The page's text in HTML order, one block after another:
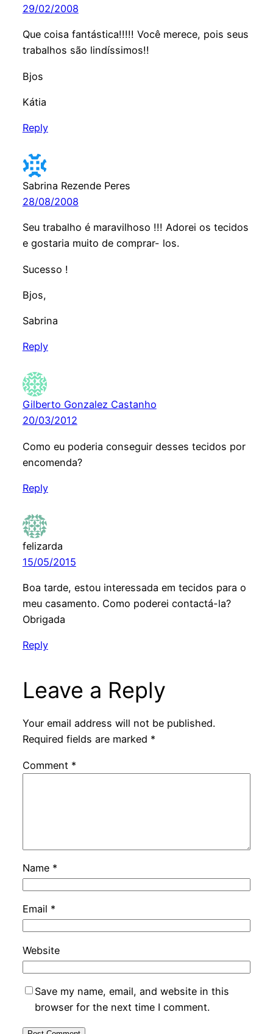
29/02/2008
Que coisa fantástica!!!!! Você merece, pois seus
trabalhos são lindíssimos!!
Bjos
Kátia
Reply
Sabrina Rezende Peres
28/08/2008
Seu trabalho é maravilhoso !!! Adorei os tecidos
e gostaria muito de comprar- los.
Sucesso !
Bjos,
Sabrina
Reply
Gilberto Gonzalez Castanho
20/03/2012
Como eu poderia conseguir desses tecidos por
encomenda?
Reply
felizarda
15/05/2015
Boa tarde, estou interessada em tecidos para o
meu casamento. Como poderei contactá-la?
Obrigada
Reply
Leave a Reply
Your email address will not be published.
Required fields are marked *
Comment *
Name *
Email *
Website
Save my name, email, and website in this
browser for the next time I comment.